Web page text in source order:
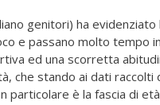
genitori) ha evidenziato
e passano molto tempo
ed una scorretta
che stando ai dati
è la fascia di